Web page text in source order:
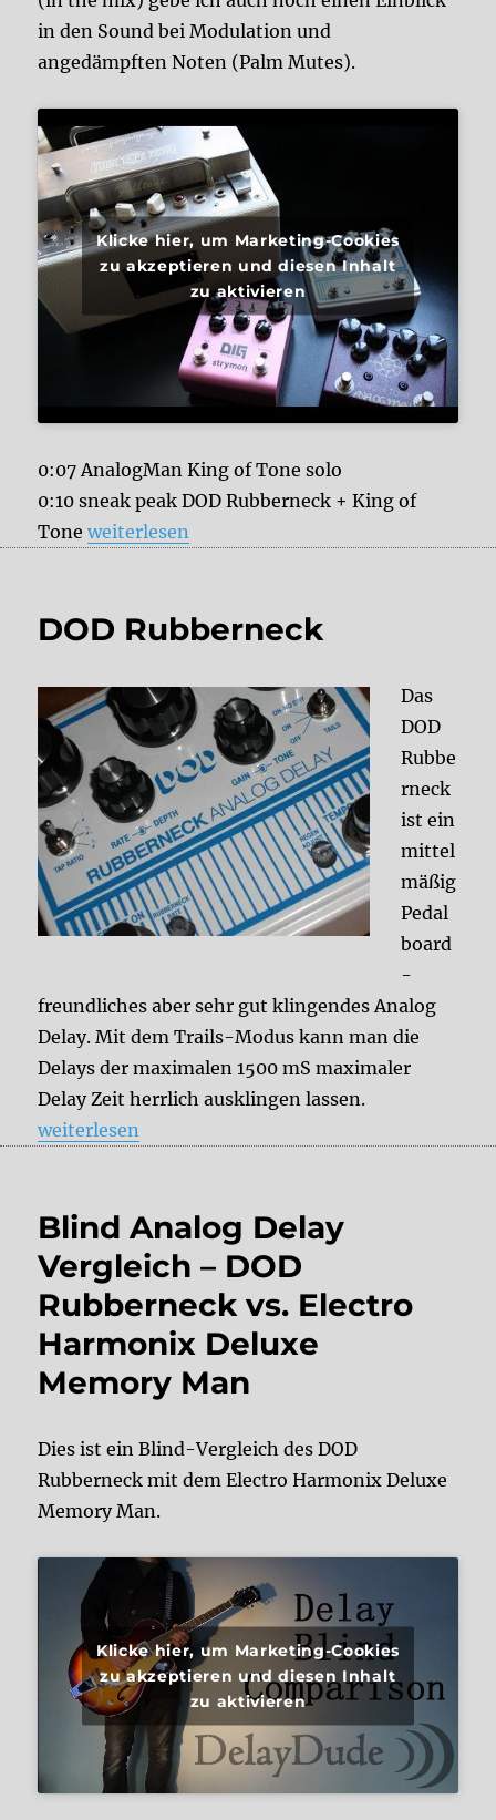
in den Sound bei Modulation und
angedämpften Noten (Palm Mutes).
Klicke hier, um Marketing-Cookies
zu akzeptieren und diesen Inhalt
zu aktivieren
0:07 AnalogMan King of Tone solo
0:10 sneak peak DOD Rubberneck + King of
Tone„Analog, digital und Tape Delay – Wie
weiterlesen
DOD Rubberneck
Das
DOD
Rubbe
rneck
ist ein
mittel
mäßig
Pedal
board
-
freundliches aber sehr gut klingendes Analog
Delay. Mit dem Trails-Modus kann man die
Delays der maximalen 1500 mS maximaler
Delay Zeit herrlich ausklingen lassen.
„DOD Rubberneck“
weiterlesen
Blind Analog Delay
Vergleich – DOD
Rubberneck vs. Electro
Harmonix Deluxe
Memory Man
Dies ist ein Blind-Vergleich des DOD
Rubberneck mit dem Electro Harmonix Deluxe
Memory Man.
Klicke hier, um Marketing-Cookies
zu akzeptieren und diesen Inhalt
zu aktivieren